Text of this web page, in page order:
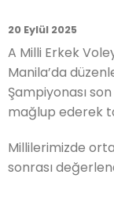
20 Eylül 2025
A Milli Erkek
Manila’da
Şampiyonası
mağlup ederek
Millilerimizde
sonrası